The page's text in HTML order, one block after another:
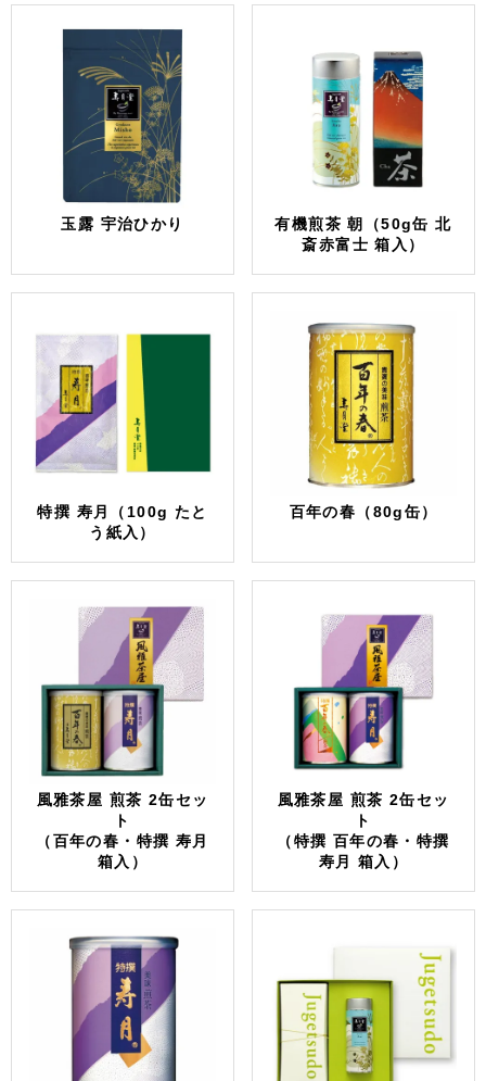
玉露 宇治ひかり
有機煎茶 朝（50g缶 北
斎赤富士 箱入）
特撰 寿月（100g たと
う紙入）
百年の春（80g缶）
風雅茶屋 煎茶 2缶セッ
ト
（百年の春・特撰 寿月
箱入）
風雅茶屋 煎茶 2缶セッ
ト
（特撰 百年の春・特撰
寿月 箱入）